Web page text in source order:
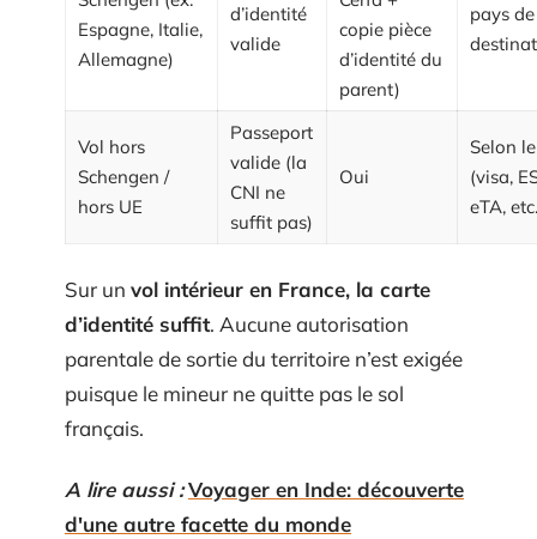
Espagne, Italie,
Allemagne)
d’identité
valide
copie pièce
d’identité du
parent)
pays de
Vol hors
Schengen /
hors UE
Passeport
valide (la
CNI ne
suffit pas)
Oui
Selon
(visa,
eTA,
Sur un vol intérieur en France, la carte
d’identité suffit. Aucune autorisation
parentale de sortie du territoire n’est exigée
puisque le mineur ne quitte pas le sol
français.
A lire aussi :Voyager en Inde: découverte
d'une autre facette du monde